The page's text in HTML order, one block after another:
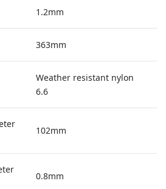
1.2mm
363mm
Weather resistant nylon
6.6
102mm
0.8mm